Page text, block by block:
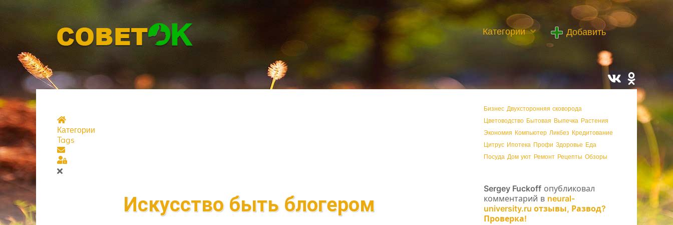
Категории Добавить
Главная страница
Категории
Tags
Подписаться на блог
Sign In
Искусство быть блогером
Бизнес Двухсторонняя сковорода
Цветоводство Бытовая Выпечка Растения
Экономия Компьютер Ликбез Кредитование
Цитрус Ипотека Профи Здоровье Еда
Посуда Дом уют Ремонт Рецепты Обзоры
Sergey Fuckoff опубликовал
комментарий в neural-
university.ru отзывы, Развод?
Проверка!